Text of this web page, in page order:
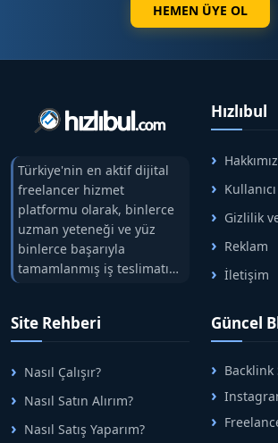
HEMEN ÜYE OL
Türkiye'nin en aktif dijital
freelancer hizmet
platformu olarak, binlerce
uzman yeteneği ve yüz
binlerce başarıyla
tamamlanmış iş teslimatını
tek çatıda buluşturuyoruz.
arasındaki süreci risksiz
alışveriş sistemi ile koruyan
ticaretin güvenli
adreslerinden birisidir.
Hızlıbul
Gizlilik
Reklam
İletişim
Site Rehberi
Nasıl Çalışır?
Nasıl Satın Alırım?
Nasıl Satış Yaparım?
Güncel
Backlink
Rehberi:
Doğru
Rehberi